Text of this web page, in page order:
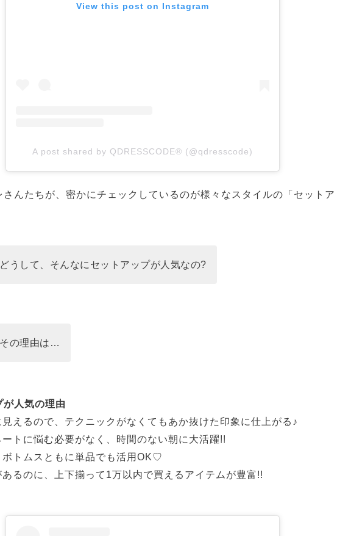
View this post on Instagram
A post shared by QDRESSCODE®️ (@qdresscode)
さんたちが、密かにチェックしているのが様々なスタイルの「セットア
どうして、そんなにセットアップが人気なの?
その理由は…
が人気の理由
えるので、テクニックがなくてもあか抜けた印象に仕上がる♪
トに悩む必要がなく、時間のない朝に大活躍!!
ボトムスともに単品でも活用OK♡
るのに、上下揃って1万以内で買えるアイテムが豊富!!